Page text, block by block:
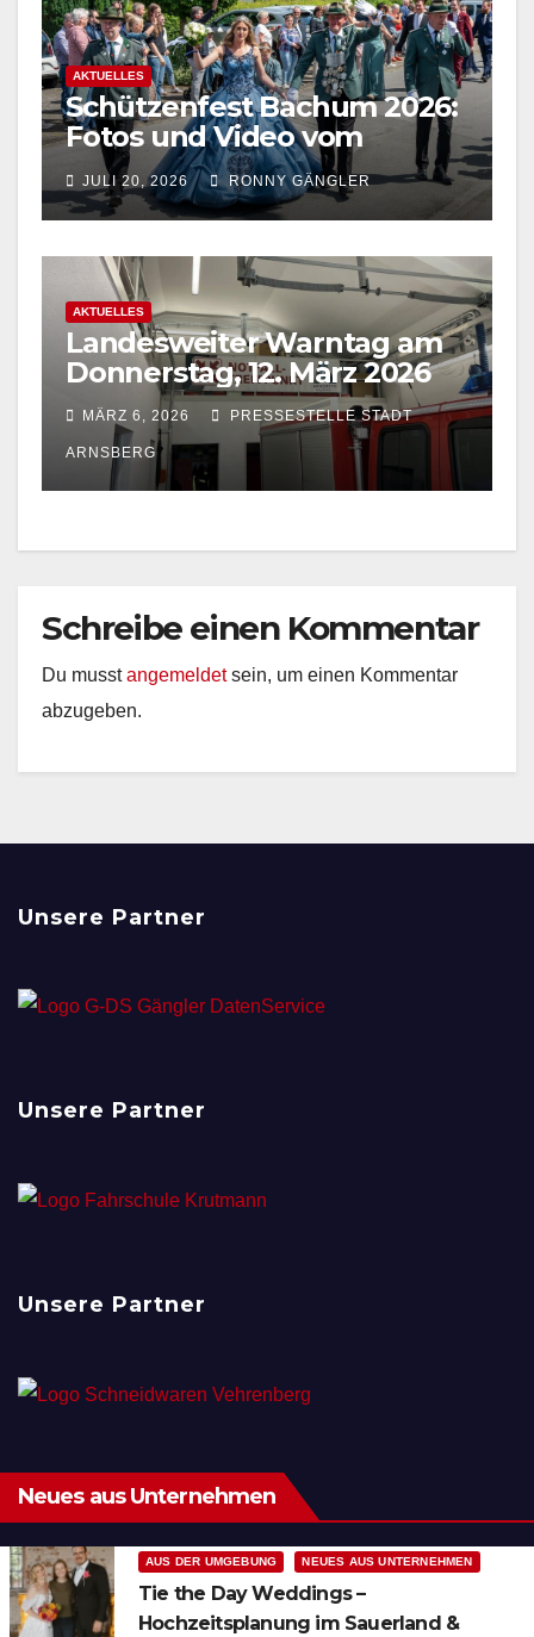
AKTUELLES
Schützenfest Bachum 2026:
Fotos und Video vom
Festzug in Bachum jetzt
online
JULI 20, 2026 RONNY GÄNGLER
AKTUELLES
Landesweiter Warntag am
Donnerstag, 12. März 2026
MÄRZ 6, 2026 PRESSESTELLE STADT
ARNSBERG
Schreibe einen Kommentar
Du musstangemeldetsein, um einen Kommentar
abzugeben.
Unsere Partner
Unsere Partner
Unsere Partner
Neues aus Unternehmen
AUS DER UMGEBUNG NEUES AUS UNTERNEHMEN
Tie the Day Weddings –
Hochzeitsplanung im Sauerland &